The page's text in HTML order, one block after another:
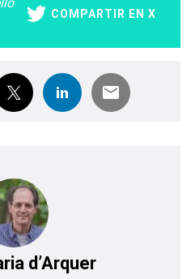
COMPARTIR EN X
d’Arquer